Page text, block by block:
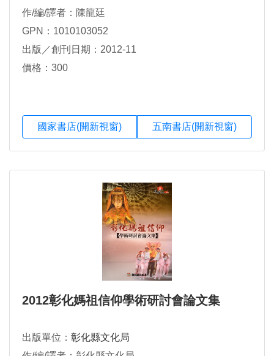
作/編/譯者：陳龍廷
GPN：1010103052
出版／創刊日期：2012-11
價格：300
國家書店(開新視窗) 五南書店(開新視窗)
2012彰化媽祖信仰學術研討會論文集
出版單位： 彰化縣文化局